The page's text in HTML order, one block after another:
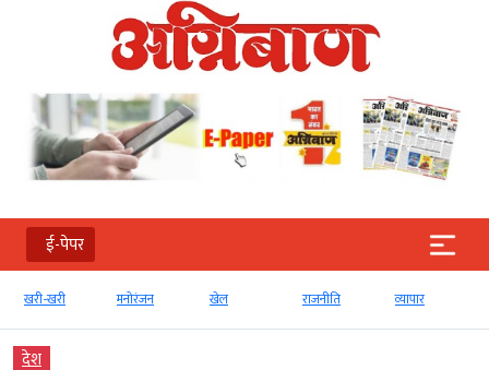
ई-पेपर
खरी-खरी मनोरंजन खेल राजनीति व्‍यापार
देश